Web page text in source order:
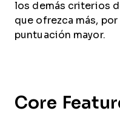
los demás criterios
que ofrezca más,
puntuación mayor.
Core